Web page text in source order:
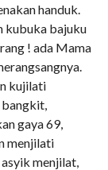
handuk.
kubuka bajuku
! ada Mama
kujilati
bangkit,
gaya 69,
menjilati
menjilat,